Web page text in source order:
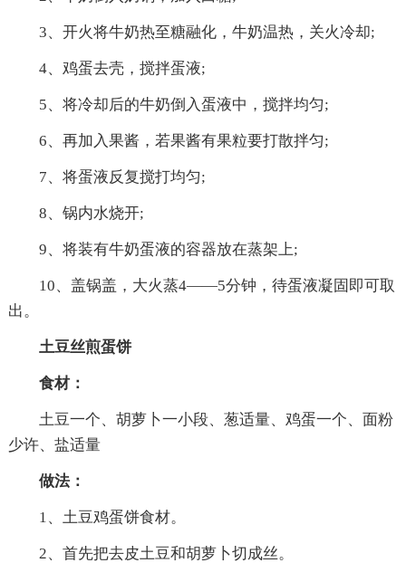
3、开火将牛奶热至糖融化，牛奶温热，关火冷却;
4、鸡蛋去壳，搅拌蛋液;
5、将冷却后的牛奶倒入蛋液中，搅拌均匀;
6、再加入果酱，若果酱有果粒要打散拌匀;
7、将蛋液反复搅打均匀;
8、锅内水烧开;
9、将装有牛奶蛋液的容器放在蒸架上;
10、盖锅盖，大火蒸4——5分钟，待蛋液凝固即可取
出。
土豆丝煎蛋饼
食材：
土豆一个、胡萝卜一小段、葱适量、鸡蛋一个、面粉
少许、盐适量
做法：
1、土豆鸡蛋饼食材。
2、首先把去皮土豆和胡萝卜切成丝。